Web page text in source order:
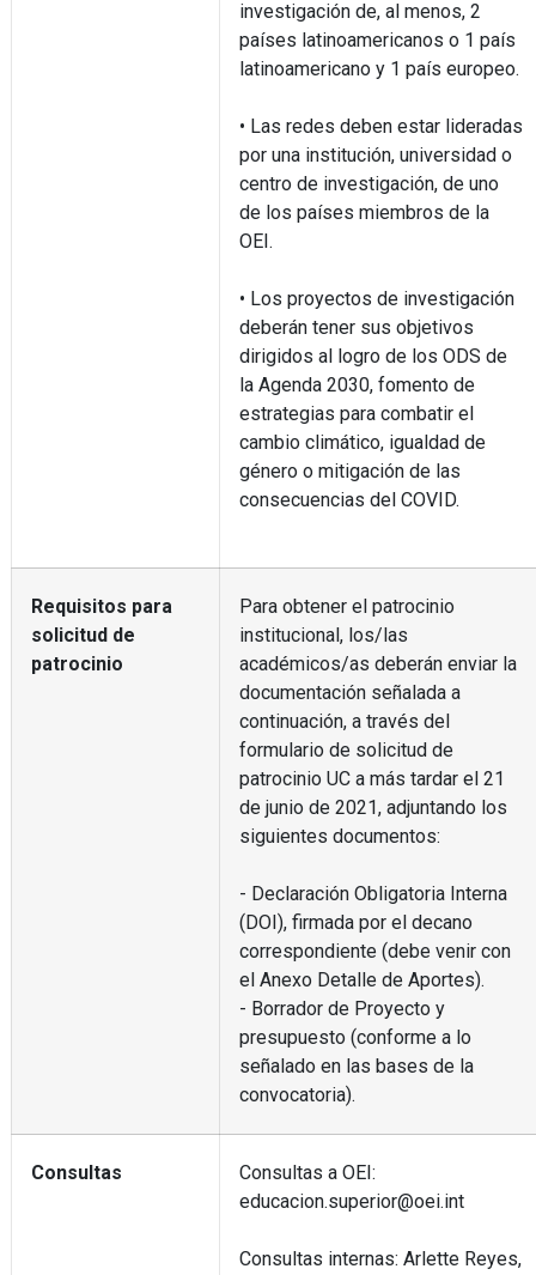
investigación de, al menos, 2
países latinoamericanos o 1 país
latinoamericano y 1 país europeo.
• Las redes deben estar lideradas
por una institución, universidad o
centro de investigación, de uno
de los países miembros de la
OEI.
• Los proyectos de investigación
deberán tener sus objetivos
dirigidos al logro de los ODS de
la Agenda 2030, fomento de
estrategias para combatir el
cambio climático, igualdad de
género o mitigación de las
consecuencias del COVID.
Requisitos para
solicitud de
patrocinio
Para obtener el patrocinio
institucional, los/las
académicos/as deberán enviar la
documentación señalada a
continuación, a través del
formulario de solicitud de
patrocinio UC a más tardar el 21
de junio de 2021, adjuntando los
siguientes documentos:
- Declaración Obligatoria Interna
(DOI), firmada por el decano
correspondiente (debe venir con
el Anexo Detalle de Aportes).
- Borrador de Proyecto y
presupuesto (conforme a lo
señalado en las bases de la
convocatoria).
Consultas
Consultas a OEI:
educacion.superior@oei.int
Consultas internas: Arlette Reyes,